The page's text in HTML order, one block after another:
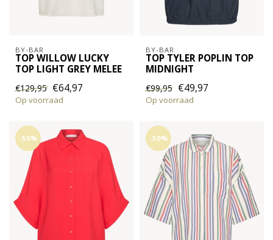
BY-BAR
TOP WILLOW LUCKY
TOP LIGHT GREY MELEE
€129,95 €64,97
Op voorraad
BY-BAR
TOP TYLER POPLIN TOP
MIDNIGHT
€99,95 €49,97
Op voorraad
-50% -50%